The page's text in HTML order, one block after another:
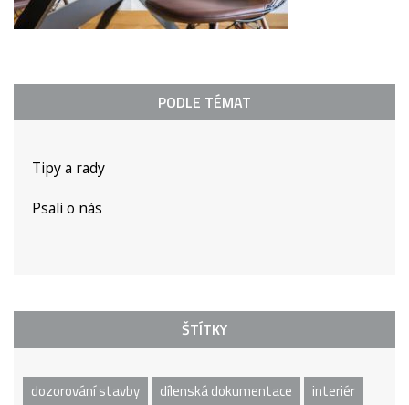
PODLE TÉMAT
Tipy a rady
Psali o nás
ŠTÍTKY
dozorování stavby dílenská dokumentace
interiér